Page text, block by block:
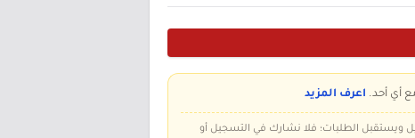
أي أحد. اعرف المزيد
ويستقبل الطلبات؛ فلا نشارك في التسجيل أو